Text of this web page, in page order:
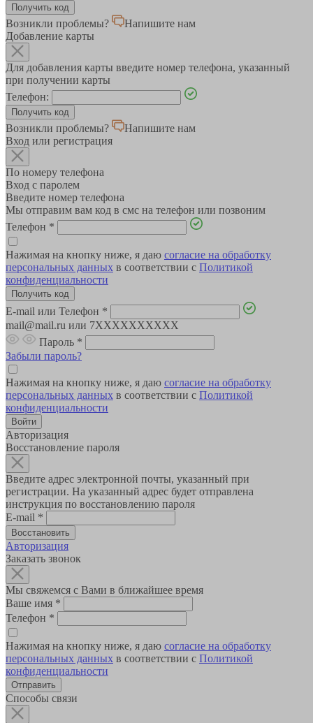
Возникли проблемы?
Напишите нам
Добавление карты
Для добавления карты введите номер телефона, указанный
при получении карты
Телефон:
Возникли проблемы?
Напишите нам
Вход или регистрация
По номеру телефона
Вход с паролем
Введите номер телефона
Мы отправим вам код в смс на телефон или позвоним
Телефон *
Нажимая на кнопку ниже, я даю согласие на обработку
персональных данных в соответствии с Политикой
конфиденциальности
E-mail или Телефон *
mail@mail.ru или 7XXXXXXXXXX
Пароль *
Забыли пароль?
Нажимая на кнопку ниже, я даю согласие на обработку
персональных данных в соответствии с Политикой
конфиденциальности
Авторизация
Восстановление пароля
Введите адрес электронной почты, указанный при
регистрации. На указанный адрес будет отправлена
инструкция по восстановлению пароля
E-mail *
Авторизация
Заказать звонок
Мы свяжемся с Вами в ближайшее время
Ваше имя *
Телефон *
Нажимая на кнопку ниже, я даю согласие на обработку
персональных данных в соответствии с Политикой
конфиденциальности
Способы связи